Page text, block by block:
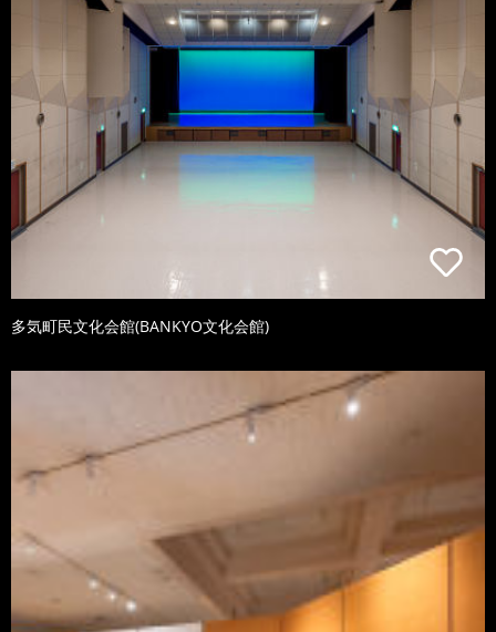
多気町民文化会館(BANKYO文化会館)